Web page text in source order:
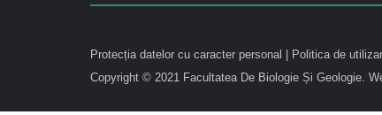
Protecția datelor cu caracter personal
Politica de
Copyright © 2021 Facultatea De Biologie Și Geologie.